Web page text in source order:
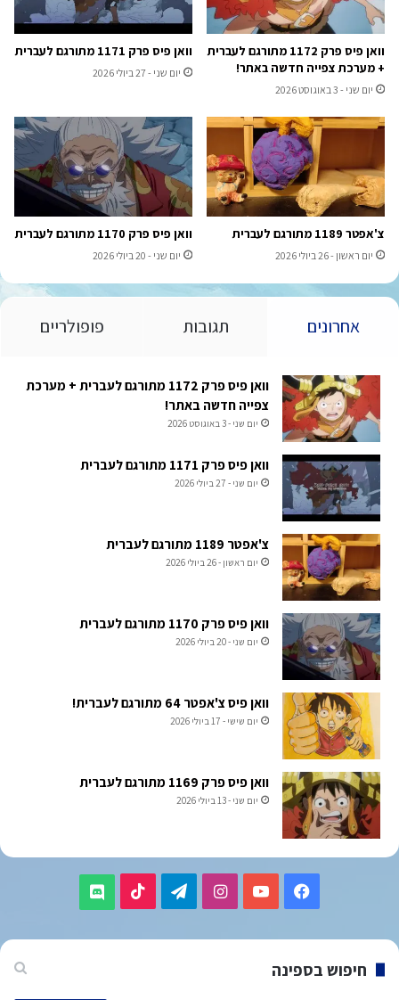
וואן פיס פרק 1172 מתורגם לעברית
+ מערכת צפייה חדשה באתר!
יום שני - 3 באוגוסט 2026
וואן פיס פרק 1171 מתורגם לעברית
יום שני - 27 ביולי 2026
צ'אפטר 1189 מתורגם לעברית
יום ראשון - 26 ביולי 2026
וואן פיס פרק 1170 מתורגם לעברית
יום שני - 20 ביולי 2026
אחרונים תגובות פופולריים
וואן פיס פרק 1172 מתורגם לעברית + מערכת
צפייה חדשה באתר!
יום שני - 3 באוגוסט 2026
וואן פיס פרק 1171 מתורגם לעברית
יום שני - 27 ביולי 2026
צ'אפטר 1189 מתורגם לעברית
יום ראשון - 26 ביולי 2026
וואן פיס פרק 1170 מתורגם לעברית
יום שני - 20 ביולי 2026
וואן פיס צ'אפטר 64 מתורגם לעברית!
יום שישי - 17 ביולי 2026
וואן פיס פרק 1169 מתורגם לעברית
יום שני - 13 ביולי 2026
Facebook
YouTube
Instagram
Telegram
TikTok
Discord
חיפוש בספינה